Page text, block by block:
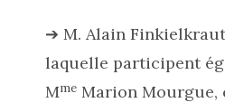
➔ M. Alain
laquelle participent
Mme Marion Mourgue,